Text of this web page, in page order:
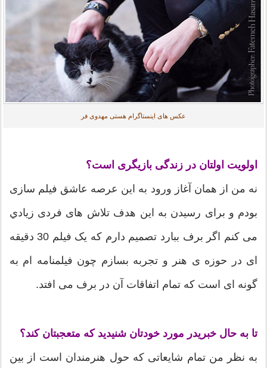
عکس های اینستاگرام هستی مهدوی فر
اولویت اولتان در زندگی بازیگری است؟
نه من از همان آغاز ورود به این عرصه عاشق فیلم سازی
بودم و برای رسیدن به این هدف تلاش های فردی زيادي
می کنم اگر برف ببارد تصمیم دارم که یک فیلم 30 دقیقه
ای در حوزه ی هنر و تجربه بسازم چون فیلمنامه ام به
گونه ای است که تمام اتفاقات آن در برف می افتد.
تا به حال خبریدر مورد خودتان شنیدید که متعجبتان کند؟
به نظر من تمام شایعاتی که حول هنرمندان است از بین